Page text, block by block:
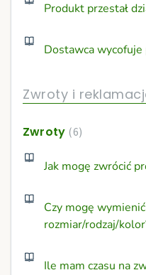
Produkt przestał
Dostawca
Zwroty i
Zwroty 6
Jak mogę zwrócić
Czy mogę
rozmiar/rodzaj/
Ile mam czasu na